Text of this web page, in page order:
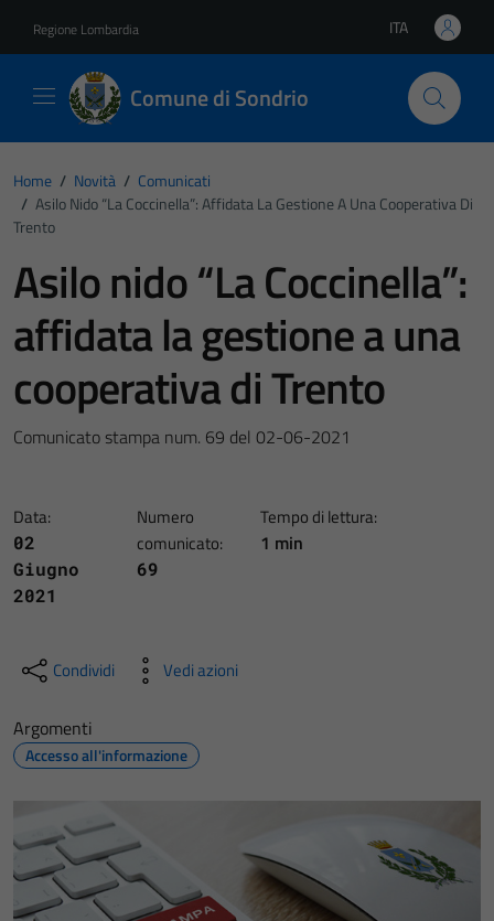
Regione Lombardia Lingua attiva:
ITA
Comune di Sondrio
Home / Novità / Comunicati
/ Asilo Nido “La Coccinella”: Affidata La Gestione A Una Cooperativa Di
Trento
Asilo nido “La Coccinella”:
affidata la gestione a una
cooperativa di Trento
Comunicato stampa num. 69 del 02-06-2021
Data:
02
Giugno
2021
Numero
comunicato:
69
Tempo di lettura:
1 min
Condividi Vedi azioni
Argomenti
Accesso all'informazione